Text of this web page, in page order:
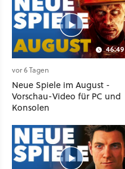
46:49
vor 6 Tagen
Neue Spiele im August -
Vorschau-Video für PC und
Konsolen